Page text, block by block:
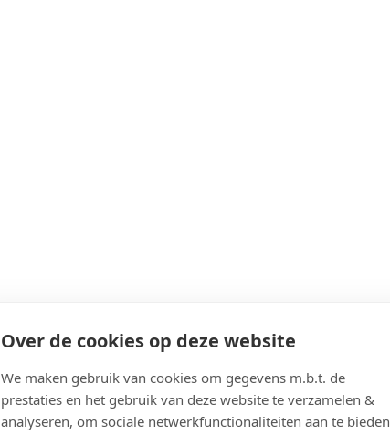
Over de cookies op deze website
We maken gebruik van cookies om gegevens m.b.t. de
prestaties en het gebruik van deze website te verzamelen &
analyseren, om sociale netwerkfunctionaliteiten aan te bieden